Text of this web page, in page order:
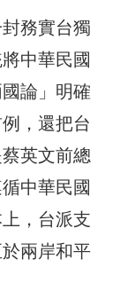
務實台獨
中華民國
論」明確
，還把台
英文前總
中華民國
，台派支
兩岸和平